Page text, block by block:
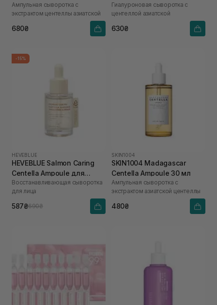
Ампульная сыворотка с
экстрактом центеллы азиатской
680₴
Serum 30 мл
Гиалуроновая сыворотка с
центеллой азиатской
630₴
-15%
HEVEBLUE
HEVEBLUE Salmon Caring
Centella Ampoule для
увлажнения и укрепления
барьера 30 мл
Восстанавливающая сыворотка
для лица
587₴690₴
SKIN1004
SKIN1004 Madagascar
Centella Ampoule 30 мл
Ампульная сыворотка с
экстрактом азиатской центеллы
480₴